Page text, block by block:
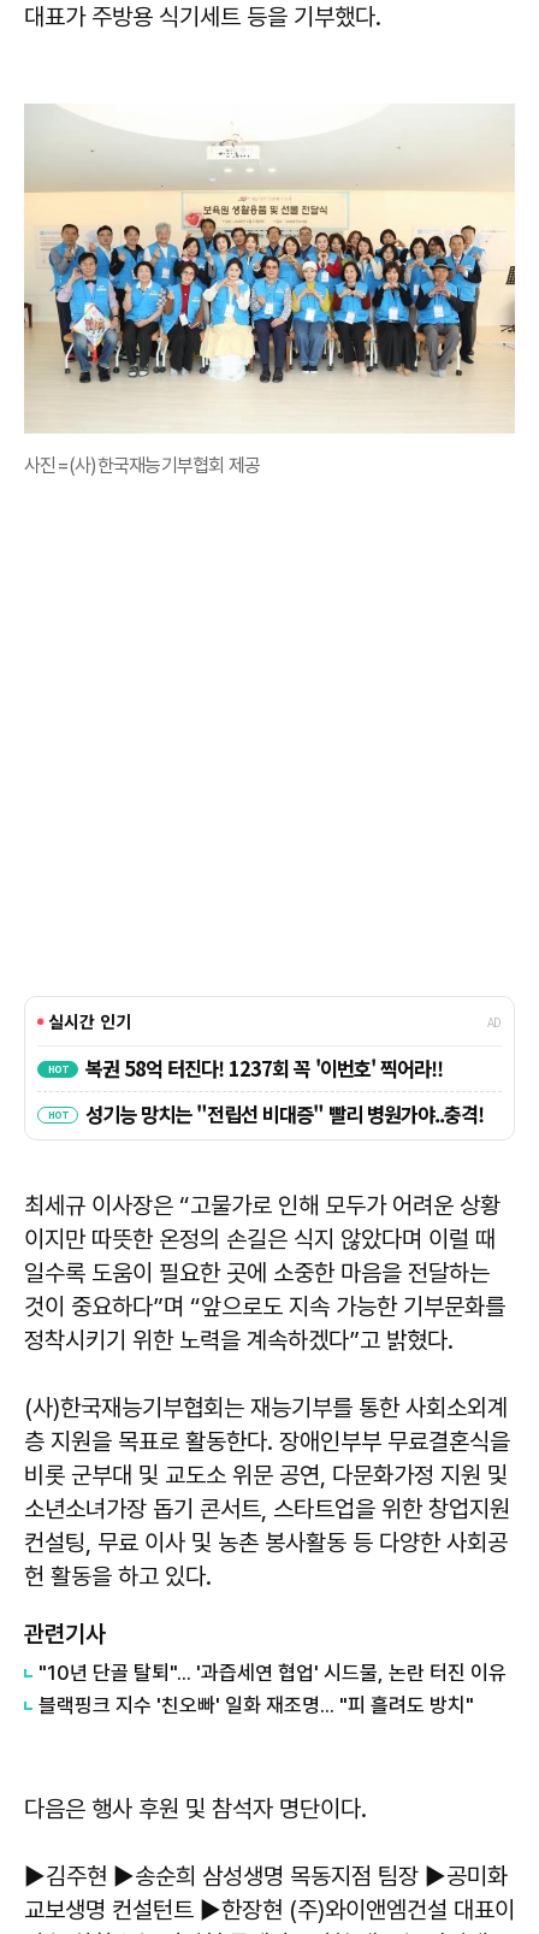
대표가 주방용 식기세트 등을 기부했다.
사진=(사)한국재능기부협회 제공
최세규 이사장은 “고물가로 인해 모두가 어려운 상황
이지만 따뜻한 온정의 손길은 식지 않았다며 이럴 때
일수록 도움이 필요한 곳에 소중한 마음을 전달하는
것이 중요하다”며 “앞으로도 지속 가능한 기부문화를
정착시키기 위한 노력을 계속하겠다”고 밝혔다.
(사)한국재능기부협회는 재능기부를 통한 사회소외계
층 지원을 목표로 활동한다. 장애인부부 무료결혼식을
비롯 군부대 및 교도소 위문 공연, 다문화가정 지원 및
소년소녀가장 돕기 콘서트, 스타트업을 위한 창업지원
컨설팅, 무료 이사 및 농촌 봉사활동 등 다양한 사회공
헌 활동을 하고 있다.
관련기사
"10년 단골 탈퇴"... '과즙세연 협업' 시드물, 논란 터진 이유
블랙핑크 지수 '친오빠' 일화 재조명... "피 흘려도 방치"
다음은 행사 후원 및 참석자 명단이다.
▶김주현 ▶송순희 삼성생명 목동지점 팀장 ▶공미화
교보생명 컨설턴트 ▶한장현 (주)와이앤엠건설 대표이